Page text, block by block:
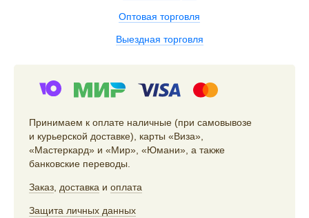
Оптовая торговля
Выездная торговля
Принимаем к оплате наличные (при самовывозе
и курьерской доставке), карты «Виза»,
«Мастеркард» и «Мир», «Юмани», а также
банковские переводы.
Заказ доставка и оплата
Защита личных данных